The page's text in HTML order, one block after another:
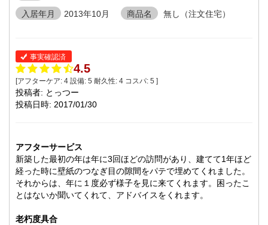
入居年月
2013年10月 商品名 無し（注文住宅）
事実確認済
4.5
[アフターケア: 4 設備: 5 耐久性: 4 コスパ: 5 ]
投稿者: とっつー
投稿日時: 2017/01/30
アフターサービス
新築した最初の年は年に3回ほどの訪問があり、建てて1年ほど
経った時に壁紙のつなぎ目の隙間をパテで埋めてくれました。
それからは、年に１度必ず様子を見に来てくれます。困ったこ
とはないか聞いてくれて、アドバイスをくれます。
老朽度具合